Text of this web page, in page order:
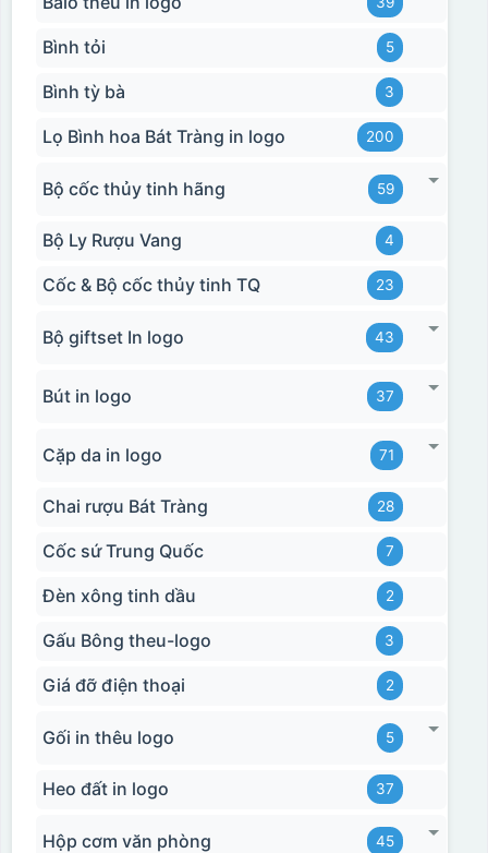
Hộp diêm quai xách lót lụa
đây là kiểu hộp quay xách lót lụa chỉ khác là thêm quai
Bình tỏi 5
Bình tỳ bà 3
Lọ Bình hoa Bát Tràng in logo 200
Bộ cốc thủy tinh hãng 59
Bộ Ly Rượu Vang 4
Cốc & Bộ cốc thủy tinh TQ 23
Bộ giftset In logo 43
Bút in logo 37
Cặp da in logo 71
Chai rượu Bát Tràng 28
Cốc sứ Trung Quốc 7
Đèn xông tinh dầu 2
Gấu Bông theu-logo 3
Giá đỡ điện thoại 2
Gối in thêu logo 5
Heo đất in logo 37
Hộp cơm văn phòng 45